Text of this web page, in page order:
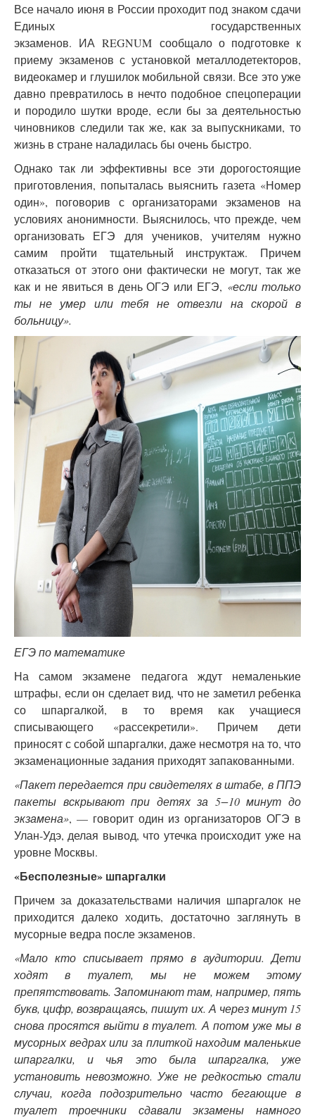
Все начало июня в России проходит под знаком сдачи
Единых государственных
экзаменов. ИА REGNUM сообщало о подготовке к
приему экзаменов с установкой металлодетекторов,
видеокамер и глушилок мобильной связи. Все это уже
давно превратилось в нечто подобное спецоперации
и породило шутки вроде, если бы за деятельностью
чиновников следили так же, как за выпускниками, то
жизнь в стране наладилась бы очень быстро.
Однако так ли эффективны все эти дорогостоящие
приготовления, попыталась выяснить газета «Номер
один», поговорив с организаторами экзаменов на
условиях анонимности. Выяснилось, что прежде, чем
организовать ЕГЭ для учеников, учителям нужно
самим пройти тщательный инструктаж. Причем
отказаться от этого они фактически не могут, так же
как и не явиться в день ОГЭ или ЕГЭ, «если только
ты не умер или тебя не отвезли на скорой в
больницу».
ЕГЭ по математике
На самом экзамене педагога ждут немаленькие
штрафы, если он сделает вид, что не заметил ребенка
со шпаргалкой, в то время как учащиеся
списывающего «рассекретили». Причем дети
приносят с собой шпаргалки, даже несмотря на то, что
экзаменационные задания приходят запакованными.
«Пакет передается при свидетелях в штабе, в ППЭ
пакеты вскрывают при детях за 5−10 минут до
экзамена», — говорит один из организаторов ОГЭ в
Улан-Удэ, делая вывод, что утечка происходит уже на
уровне Москвы.
«Бесполезные» шпаргалки
Причем за доказательствами наличия шпаргалок не
приходится далеко ходить, достаточно заглянуть в
мусорные ведра после экзаменов.
«Мало кто списывает прямо в аудитории. Дети
ходят в туалет, мы не можем этому
препятствовать. Запоминают там, например, пять
букв, цифр, возвращаясь, пишут их. А через минут 15
снова просятся выйти в туалет. А потом уже мы в
мусорных ведрах или за плиткой находим маленькие
шпаргалки, и чья это была шпаргалка, уже
установить невозможно. Уже не редкостью стали
случаи, когда подозрительно часто бегающие в
туалет троечники сдавали экзамены намного